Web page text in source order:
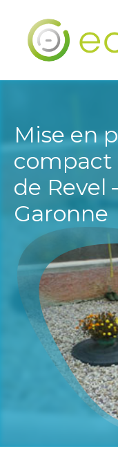
Mise en
compact
de Revel
Garonne